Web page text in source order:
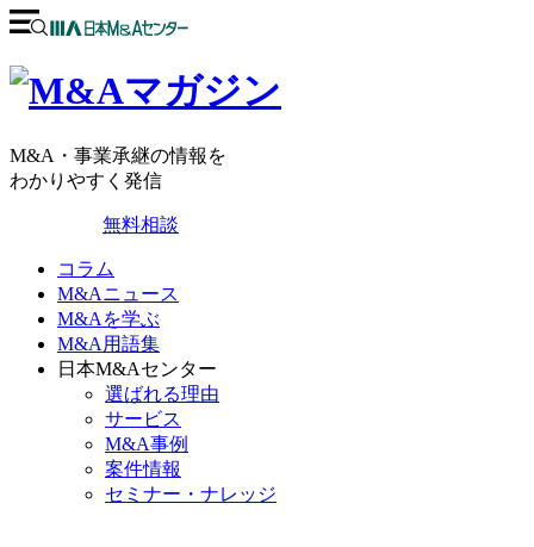
M&A・事業承継の情報を
わかりやすく発信
無料相談
コラム
M&Aニュース
M&Aを学ぶ
M&A用語集
日本M&Aセンター
選ばれる理由
サービス
M&A事例
案件情報
セミナー・ナレッジ